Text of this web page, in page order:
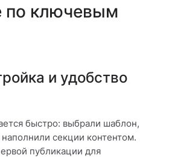
по ключевым
и удобство
быстро: выбрали шаблон,
секции контентом.
публикации для